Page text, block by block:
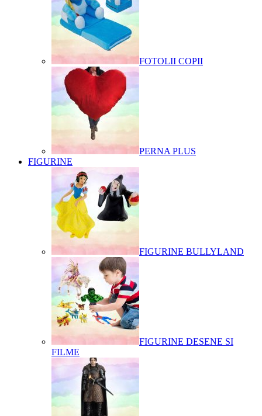
FOTOLII COPII
PERNA PLUS
FIGURINE
FIGURINE BULLYLAND
FIGURINE DESENE SI
FILME